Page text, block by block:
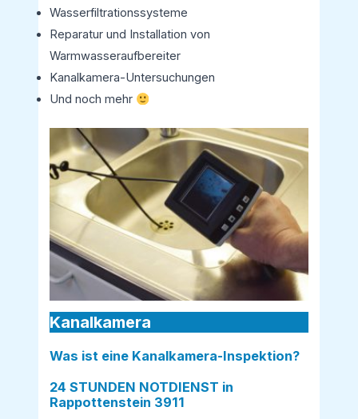
Wasserfiltrationssysteme
Reparatur und Installation von
Warmwasseraufbereiter
Kanalkamera-Untersuchungen
Und noch mehr
Kanalkamera
Was ist eine Kanalkamera-Inspektion?
24 STUNDEN NOTDIENST in
Rappottenstein 3911